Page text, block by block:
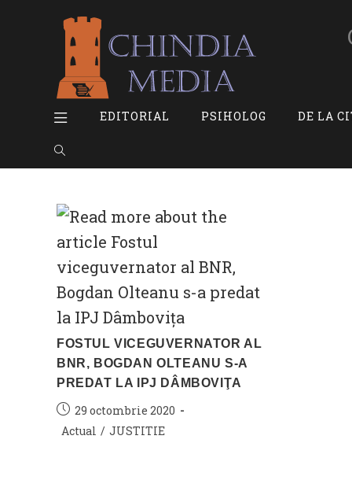
EDITORIAL PSIHOLOG DE LA
TOGGLE
SEARCH
FOSTUL VICEGUVERNATOR AL
BNR, BOGDAN OLTEANU S-A
PREDAT LA IPJ DÂMBOVIŢA
Post
published:
29 octombrie 2020
Post
Actual / JUSTITIE